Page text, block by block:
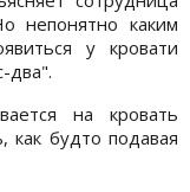
непонятно каким
у кровати
два".
на кровать
как будто подавая